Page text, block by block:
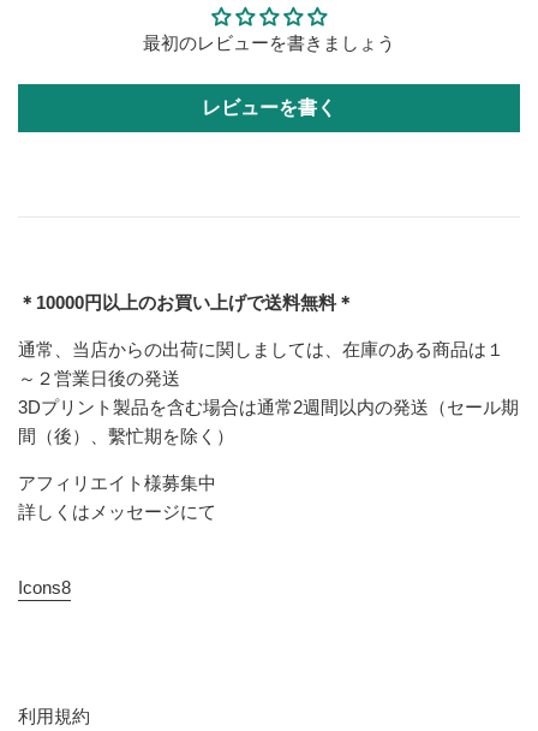
最初のレビューを書きましょう
レビューを書く
＊10000円以上のお買い上げで送料無料＊
通常、当店からの出荷に関しましては、在庫のある商品は１
～２営業日後の発送
3Dプリント製品を含む場合は通常2週間以内の発送（セール期
間（後）、繫忙期を除く）
アフィリエイト様募集中
詳しくはメッセージにて
Icons8
利用規約